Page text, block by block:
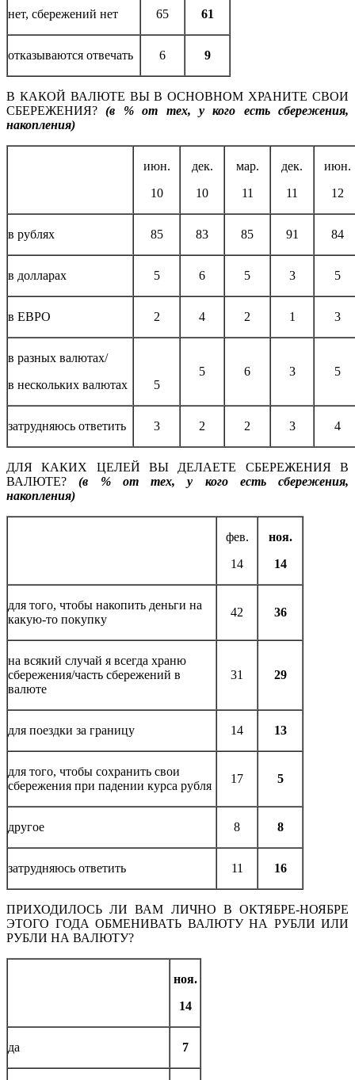
нет, сбережений нет 65 61
отказываются отвечать 6 9
В КАКОЙ ВАЛЮТЕ ВЫ В ОСНОВНОМ ХРАНИТЕ СВОИ
СБЕРЕЖЕНИЯ?(в % от тех, у кого есть сбережения,
накопления)
июн.
10
дек.
10
мар.
11
дек.
11
июн.
12
в рублях 85 83 85 91 84
в долларах 5 6 5 3 5
в ЕВРО 2 4 2 1 3
в разных валютах/
в нескольких валютах
5
5 6 3 5
затрудняюсь ответить 3 2 2 3 4
ДЛЯ КАКИХ ЦЕЛЕЙ ВЫ ДЕЛАЕТЕ СБЕРЕЖЕНИЯ В
ВАЛЮТЕ?(в % от тех, у кого есть сбережения,
накопления)
фев.
14
ноя.
14
для того, чтобы накопить деньги на
какую-то покупку
42 36
на всякий случай я всегда храню
сбережения/часть сбережений в
валюте
31 29
для поездки за границу 14 13
для того, чтобы сохранить свои
сбережения при падении курса рубля
17 5
другое 8 8
затрудняюсь ответить 11 16
ПРИХОДИЛОСЬ ЛИ ВАМ ЛИЧНО В ОКТЯБРЕ-НОЯБРЕ
ЭТОГО ГОДА ОБМЕНИВАТЬ ВАЛЮТУ НА РУБЛИ ИЛИ
РУБЛИ НА ВАЛЮТУ?
ноя.
14
да 7